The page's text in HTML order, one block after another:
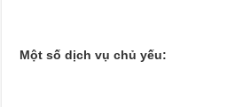
Một số dịch vụ chủ yếu: